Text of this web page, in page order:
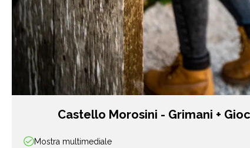
Castello Morosini - Grimani +
Mostra multimediale